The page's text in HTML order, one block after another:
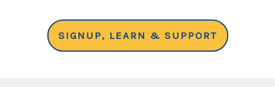
SIGNUP, LEARN & SUPPORT